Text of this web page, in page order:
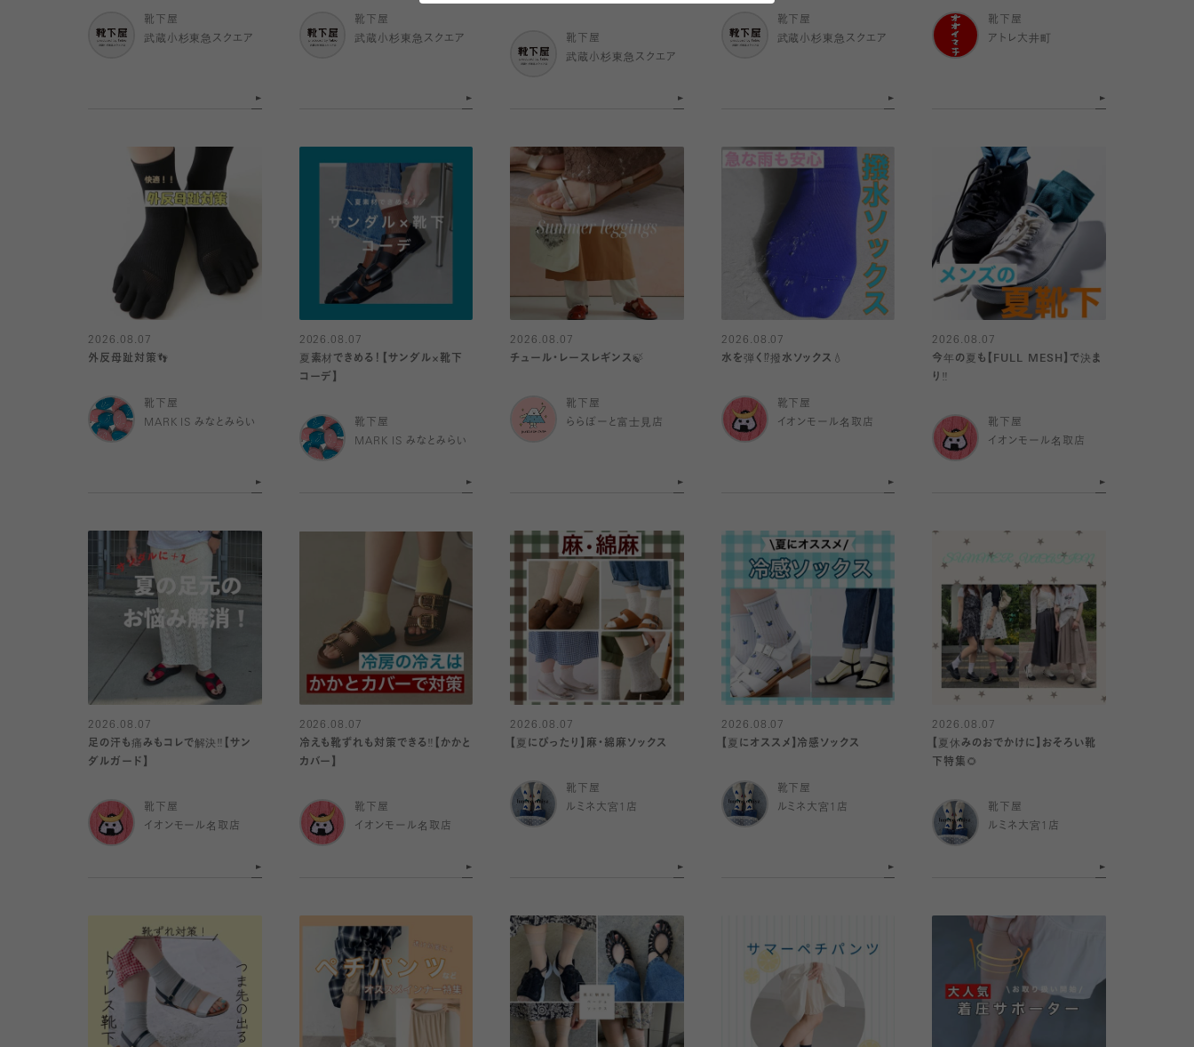
靴下屋
武蔵小杉東急スクエア
靴下屋
武蔵小杉東急スクエア
靴下屋
武蔵小杉東急スクエア
靴下屋
武蔵小杉東急スクエア
靴下屋
アトレ大井町
2026.08.07
外反母趾対策👣
靴下屋
MARK IS みなとみらい
2026.08.07
夏素材できめる！【サンダル×靴下
コーデ】
靴下屋
MARK IS みなとみらい
2026.08.07
チュール・レースレギンス🍃
靴下屋
ららぽーと富士見店
2026.08.07
水を弾く⁉️撥水ソックス💧
靴下屋
イオンモール名取店
2026.08.07
今年の夏も【FULL MESH】で決ま
り️‼️
靴下屋
イオンモール名取店
2026.08.07
足の汗も痛みもコレで解決‼️【サン
ダルガード】
靴下屋
イオンモール名取店
2026.08.07
冷えも靴ずれも対策できる‼️【かかと
カバー】
靴下屋
イオンモール名取店
2026.08.07
【夏にぴったり】麻・綿麻ソックス
靴下屋
ルミネ大宮1店
2026.08.07
【夏にオススメ】冷感ソックス
靴下屋
ルミネ大宮1店
2026.08.07
【夏休みのおでかけに】おそろい靴
下特集🌻
靴下屋
ルミネ大宮1店